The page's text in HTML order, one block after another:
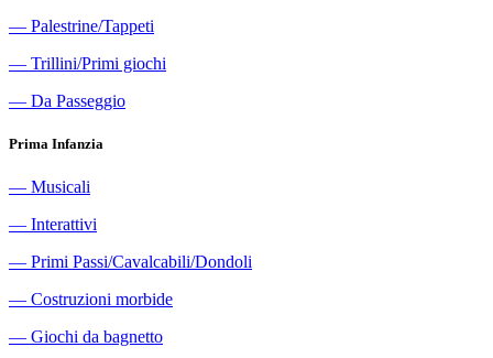
― Palestrine/Tappeti
― Trillini/Primi giochi
― Da Passeggio
Prima Infanzia
― Musicali
― Interattivi
― Primi Passi/Cavalcabili/Dondoli
― Costruzioni morbide
― Giochi da bagnetto